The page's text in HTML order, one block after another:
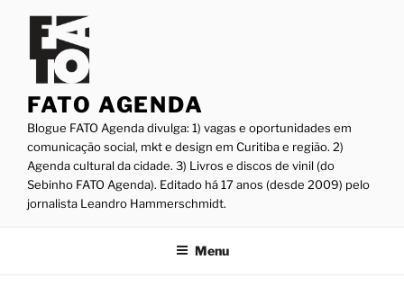
conteúdo
FATO AGENDA
Blogue FATO Agenda divulga: 1) vagas e oportunidades em
comunicação social, mkt e design em Curitiba e região. 2)
Agenda cultural da cidade. 3) Livros e discos de vinil (do
Sebinho FATO Agenda). Editado há 17 anos (desde 2009) pelo
jornalista Leandro Hammerschmidt.
Menu